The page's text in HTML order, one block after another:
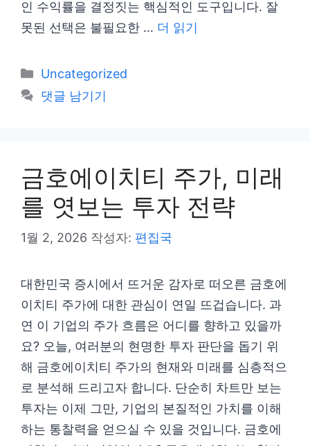
인 수익률을 결정짓는 핵심적인 도구입니다. 잘
못된 선택은 불필요한 … 더 읽기
카
테
Uncategorized
댓글 남기기
금호에이치티 주가, 미래
를 엿보는 투자 전략
1월 2, 2026 작성자: 편집국
대한민국 증시에서 뜨거운 감자로 떠오른 금호에
이치티 주가에 대한 관심이 연일 뜨겁습니다. 과
연 이 기업의 주가 흐름은 어디를 향하고 있을까
요? 오늘, 여러분의 현명한 투자 판단을 돕기 위
해 금호에이치티 주가의 현재와 미래를 심층적으
로 분석해 드리고자 합니다. 단순히 차트만 보는
투자는 이제 그만, 기업의 본질적인 가치를 이해
하는 통찰력을 얻으실 수 있을 것입니다. 금호에